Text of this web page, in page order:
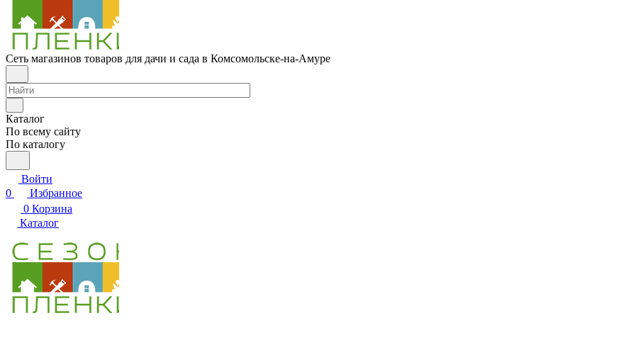
Сеть магазинов товаров для дачи и сада в Комсомольске-на-Амуре
Каталог
По всему сайту
По каталогу
Войти
0
Избранное
0 Корзина
Каталог